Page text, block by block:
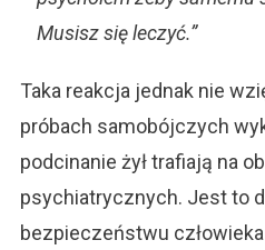
Musisz się leczyć.”
Taka reakcja jednak nie
próbach samobójczych
podcinanie żył trafiają na
psychiatrycznych. Jest to
bezpieczeństwu